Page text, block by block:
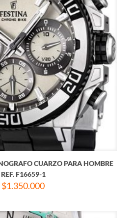
CUARZO PARA HOMBRE
REF. F16659-1
$1.350.000